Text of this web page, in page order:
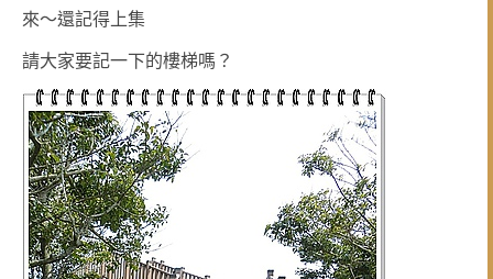
來～還記得上集
請大家要記一下的樓梯嗎？